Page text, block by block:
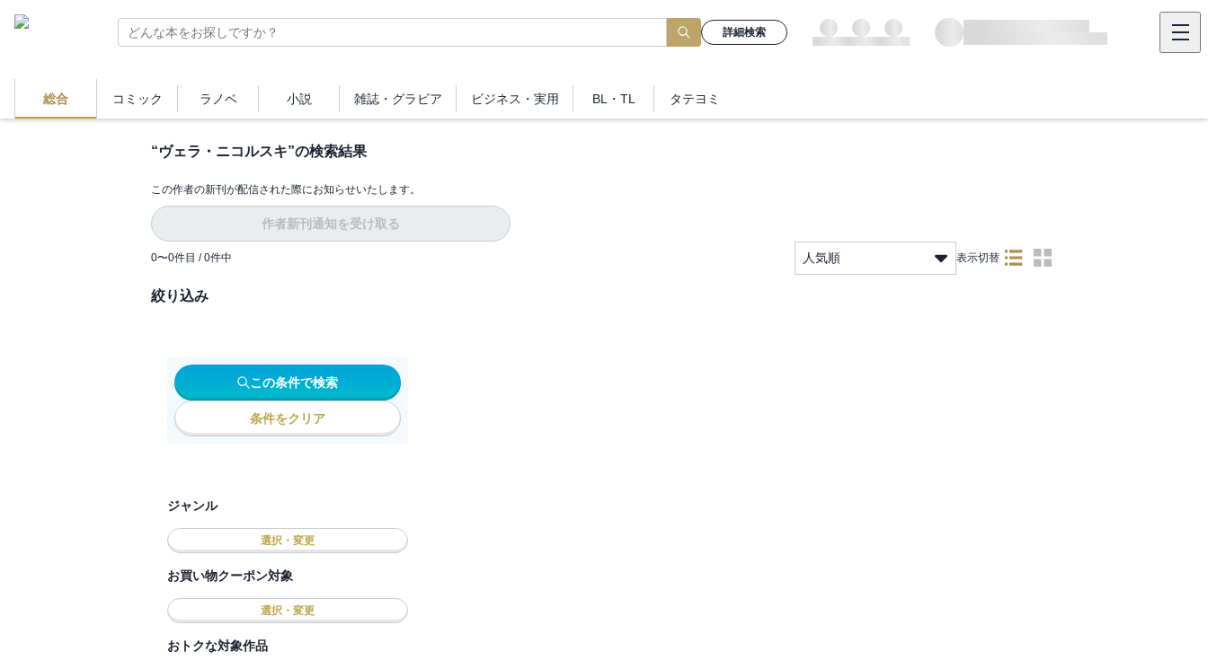
詳細検索
総合 コミック ラノベ 小説 雑誌・ グラビア ビジネス ・実用 BL・TL タテヨミ
“ヴェラ・ニコルスキ”の検索結果
この作者の新刊が配信された際にお知らせいたします。
作者新刊通知を受け取る
0〜0件目 / 0件中 人気順 表示切替
絞り込み
この条件で検索
条件をクリア
ジャンル
選択・変更
お買い物クーポン対象
選択・変更
おトクな対象作品